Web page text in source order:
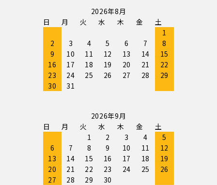
2026年8月
日
月 火 水 木 金
土
1
2
3 4 5 6 7
8
9
10 11 12 13 14
15
16
17 18 19 20 21
22
23
24 25 26 27 28
29
30
31
2026年9月
日
月 火 水 木 金
土
1
2 3 4
5
6
7 8 9 10 11
12
13
14 15 16 17 18
19
20
21 22 23 24 25
26
27
28 29
30